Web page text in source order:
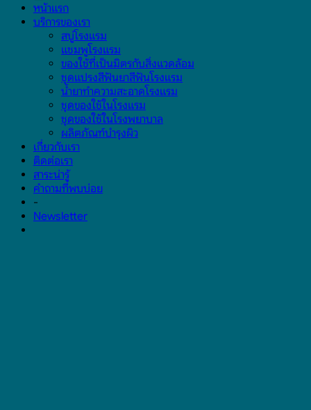
หน้าแรก
บริการของเรา
สบู่โรงแรม
แชมพูโรงแรม
ของใช้ที่เป็นมิตรกับสิ่งแวดล้อม
ชุดแปรงสีฟันยาสีฟันโรงแรม
น้ำยาทำความสะอาดโรงแรม
ชุดของใช้ในโรงแรม
ชุดของใช้ในโรงพยาบาล
ผลิตภัณฑ์บำรุงผิว
เกี่ยวกับเรา
ติดต่อเรา
สาระน่ารู้
คำถามที่พบบ่อย
-
Newsletter